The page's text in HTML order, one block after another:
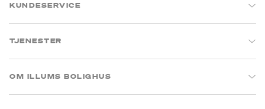
KUNDESERVICE
TJENESTER
OM ILLUMS BOLIGHUS